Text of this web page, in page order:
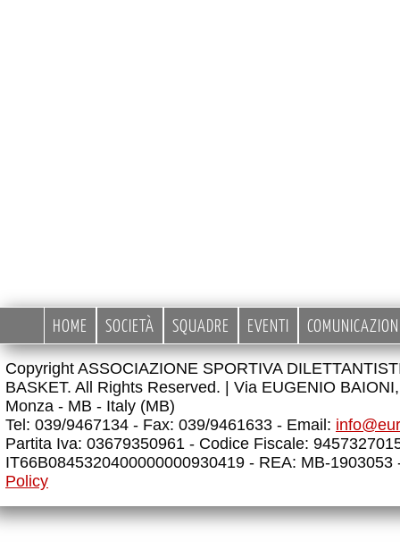
HOME SOCIETÀ SQUADRE EVENTI
Copyright ASSOCIAZIONE SPORTIVA
BASKET. All Rights Reserved. | Via EUGENIO
Monza - MB - Italy (MB)
Tel: 039/9467134 - Fax: 039/9461633 - Email:
Partita Iva: 03679350961 - Codice Fiscale:
IT66B0845320400000000930419 - REA: MB-
Policy